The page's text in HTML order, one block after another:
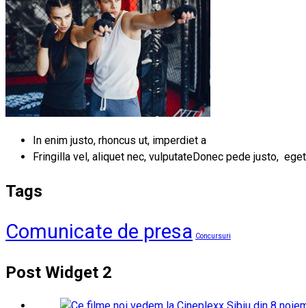
In enim justo, rhoncus ut, imperdiet a
Fringilla vel, aliquet nec, vulputateDonec pede justo,
Tags
Comunicate de presa Concursuri
Post Widget 2